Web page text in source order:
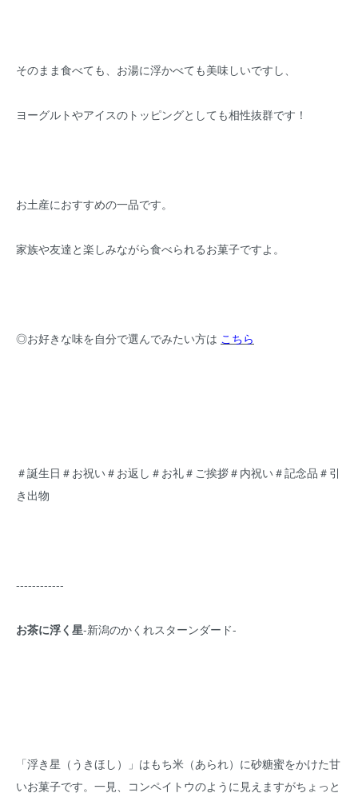
そのまま食べても、お湯に浮かべても美味しいですし、
ヨーグルトやアイスのトッピングとしても相性抜群です！
お土産におすすめの一品です。
家族や友達と楽しみながら食べられるお菓子ですよ。
◎お好きな味を自分で選んでみたい方は こちら
＃誕生日＃お祝い＃お返し＃お礼＃ご挨拶＃内祝い＃記念品＃引
き出物
------------
お茶に浮く星-新潟のかくれスターンダード-
「浮き星（うきほし）」はもち米（あられ）に砂糖蜜をかけた甘
いお菓子です。一見、コンペイトウのように見えますがちょっと